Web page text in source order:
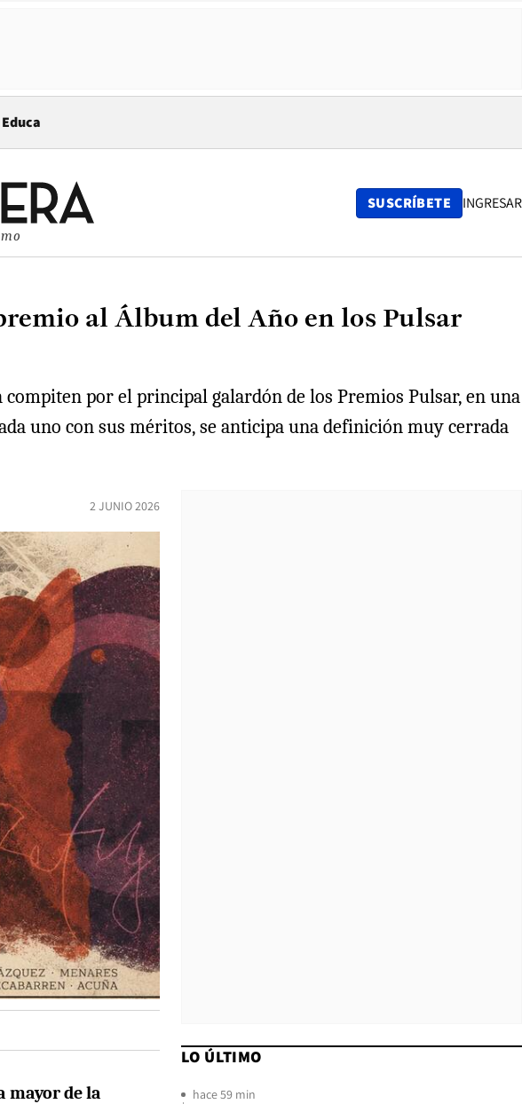
in new window
Educa
SUSCRÍBETE INGRESAR
al Álbum del Año en los Pulsar
por el principal galardón de los Premios Pulsar, en una
uno con sus méritos, se anticipa una definición muy cerrada
2 JUNIO 2026
mayor de la
LO ÚLTIMO
hace 59 min